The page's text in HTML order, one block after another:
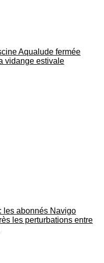
Aqualude fermée
vidange estivale
les abonnés Navigo
les perturbations entre